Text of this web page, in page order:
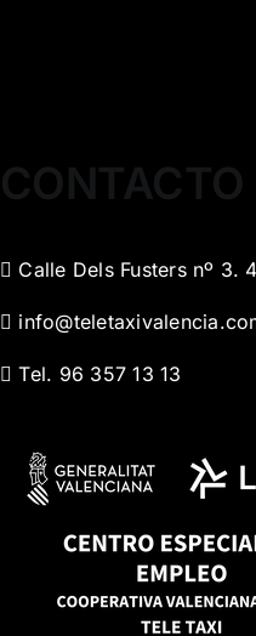
Calle Dels Fusters nº 3.
Tel. 96 357 13 13